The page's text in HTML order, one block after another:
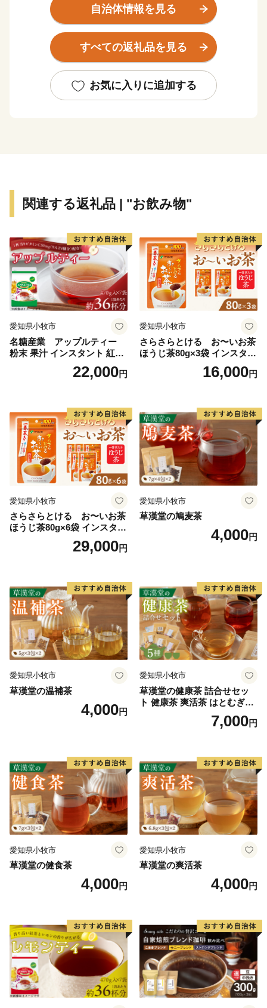
抜0mの臨海部から1,400mの山間部まで変化に富んだ地
形を有し、平成25年に市内全域が「四国西予ジオパー
ク」として日本ジオパークに認定され、美しく豊かな自
然環境・景観、その地で息づいてきた歴史と伝統文化を
このかけがえのない財産を大切に守り、「住む人が暮
らして安心を体感できるふるさと」であるよう、未来へ
自治体情報を見る
すべての返礼品を見る
お気に入りに追加する
関連する返礼品 | "お飲み物"
愛知県小牧市
名糖産業 アップルティー
粉末 果汁 インスタント 紅茶
ティー ビタミンC 袋 ロング
セラー 粉末飲料 粉末茶 簡単
22,000円
愛知県小牧市
さらさらとける お〜いお茶
ほうじ茶80g×3袋 インスタン
トほうじ茶 粉末ほうじ茶 粉
末茶 おーいお茶 粉末緑茶
16,000円
愛知県小牧市
さらさらとける お〜いお茶
ほうじ茶80g×6袋 インスタン
トほうじ茶 粉末ほうじ茶 粉
末茶 おーいお茶 粉末緑茶
29,000円
愛知県小牧市
草漢堂の鳩麦茶
4,000円
愛知県小牧市
草漢堂の温補茶
4,000円
愛知県小牧市
草漢堂の健康茶 詰合せセッ
ト 健康茶 爽活茶 はとむぎ茶
温補茶 健食茶 和漢紅茶 お茶
7,000円
愛知県小牧市
草漢堂の健食茶
4,000円
愛知県小牧市
草漢堂の爽活茶
4,000円